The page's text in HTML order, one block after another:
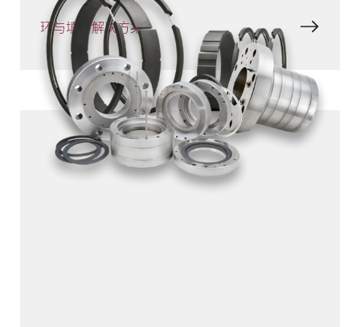
环与填料解决方案